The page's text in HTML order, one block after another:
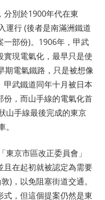
分別於1900年代在東
運行 (後者是南滿洲鐵道
一部份)。1906年，甲武
現電氣化，最早只是使
期電氣鐵路，只是被想像
武鐵道同年十月被日本
，而山手線的電氣化首
山手線最後完成的東京
京市區改正委員會」
在起初就被認定為需要
)，以免阻塞街道交通。
，但這個提案仍然是東